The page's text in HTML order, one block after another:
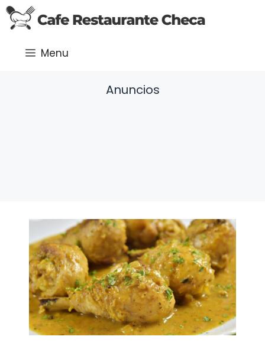
Saltar
al
Menu
Anuncios